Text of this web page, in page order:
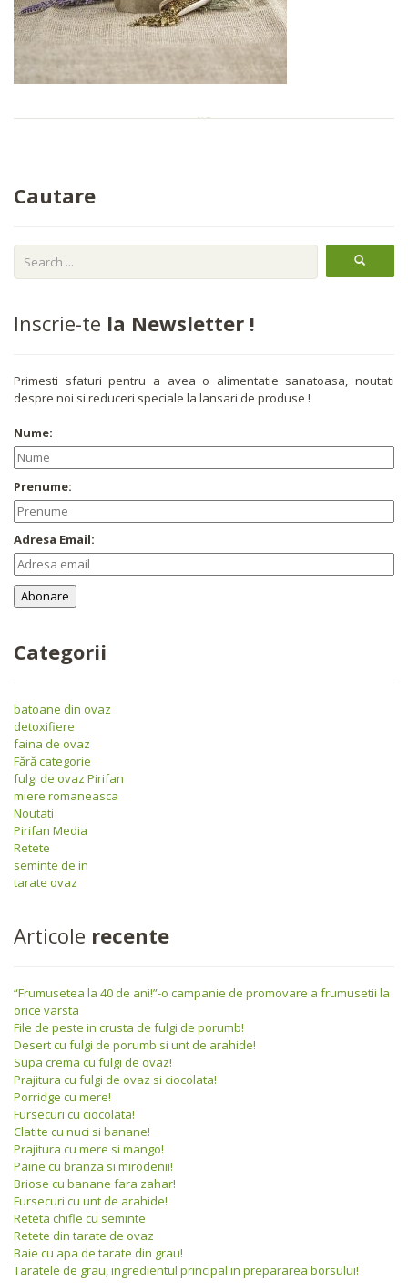
Cautare
Inscrie-te la Newsletter !
Primesti sfaturi pentru a avea o alimentatie sanatoasa, noutati
despre noi si reduceri speciale la lansari de produse !
Nume:
Prenume:
Adresa Email:
Categorii
batoane din ovaz
detoxifiere
faina de ovaz
Fără categorie
fulgi de ovaz Pirifan
miere romaneasca
Noutati
Pirifan Media
Retete
seminte de in
tarate ovaz
Articole recente
“Frumusetea la 40 de ani!”-o campanie de promovare a frumusetii la
orice varsta
File de peste in crusta de fulgi de porumb!
Desert cu fulgi de porumb si unt de arahide!
Supa crema cu fulgi de ovaz!
Prajitura cu fulgi de ovaz si ciocolata!
Porridge cu mere!
Fursecuri cu ciocolata!
Clatite cu nuci si banane!
Prajitura cu mere si mango!
Paine cu branza si mirodenii!
Briose cu banane fara zahar!
Fursecuri cu unt de arahide!
Reteta chifle cu seminte
Retete din tarate de ovaz
Baie cu apa de tarate din grau!
Taratele de grau, ingredientul principal in prepararea borsului!